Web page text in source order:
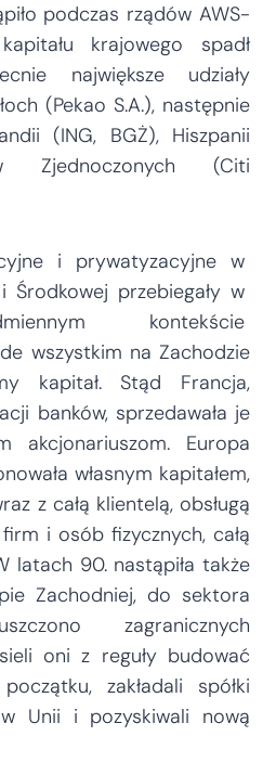
podczas rządów AWS-
krajowego spadł
największe udziały
(Pekao S.A.), następnie
(ING, BGŻ), Hiszpanii
Zjednoczonych (Citi
i prywatyzacyjne w
Środkowej przebiegały w
kontekście
wszystkim na Zachodzie
kapitał. Stąd Francja,
banków, sprzedawała je
akcjonariuszom. Europa
własnym kapitałem,
z całą klientelą, obsługą
i osób fizycznych, całą
latach 90. nastąpiła także
Zachodniej, do sektora
zagranicznych
oni z reguły budować
zakładali spółki
Unii i pozyskiwali nową